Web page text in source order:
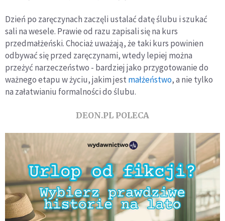
Dzień po zaręczynach zaczęli ustalać datę ślubu i szukać
sali na wesele. Prawie od razu zapisali się na kurs
przedmałżeński. Chociaż uważają, że taki kurs powinien
odbywać się przed zaręczynami, wtedy lepiej można
przeżyć narzeczeństwo - bardziej jako przygotowanie do
ważnego etapu w życiu, jakim jest małżeństwo, a nie tylko
na załatwianiu formalności do ślubu.
DEON.PL POLECA